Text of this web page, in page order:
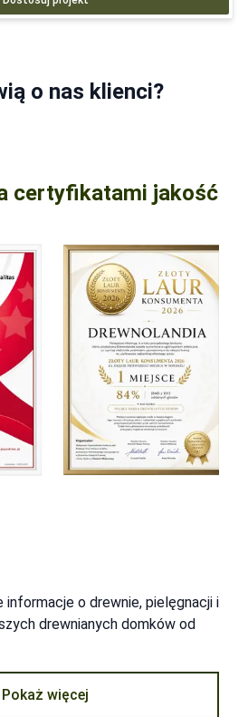
o nas klienci?
certyfikatami jakość
informacje o drewnie, pielęgnacji i
drewnianych domków od
Pokaż więcej